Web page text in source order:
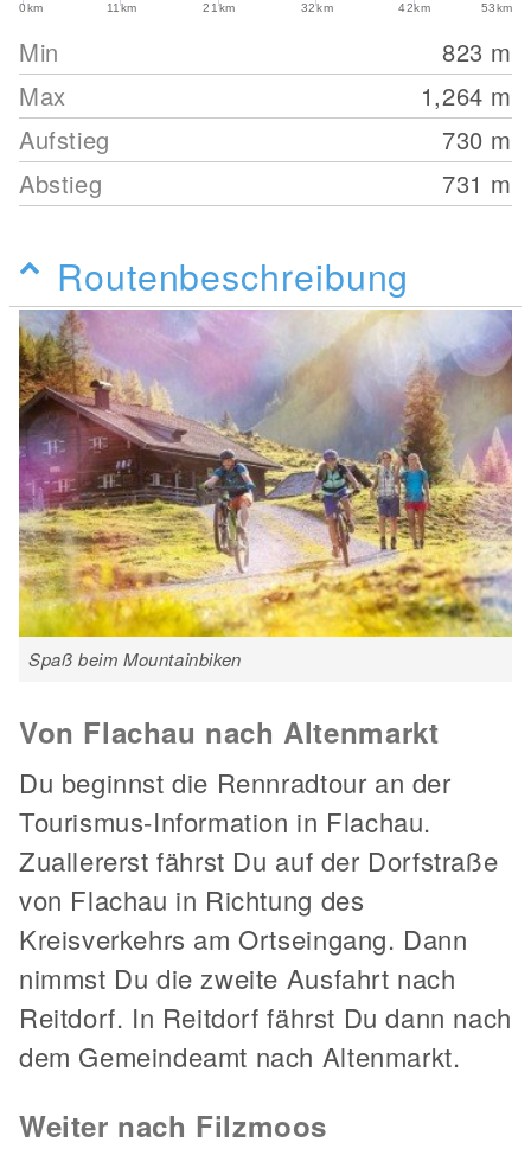
0km 11km 21km 32km 42km 53km
Min 823 m
Max
1,264 m
Aufstieg
730 m
Abstieg
731 m
Routenbeschreibung
Spaß beim Mountainbiken
Von Flachau nach Altenmarkt
Du beginnst die Rennradtour an der
Tourismus-Information in Flachau.
Zuallererst fährst Du auf der Dorfstraße
von Flachau in Richtung des
Kreisverkehrs am Ortseingang. Dann
nimmst Du die zweite Ausfahrt nach
Reitdorf. In Reitdorf fährst Du dann nach
dem Gemeindeamt nach Altenmarkt.
Weiter nach Filzmoos